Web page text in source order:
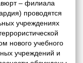
– филиала
проводятся
учреждениях
нового учебного
учреждений и